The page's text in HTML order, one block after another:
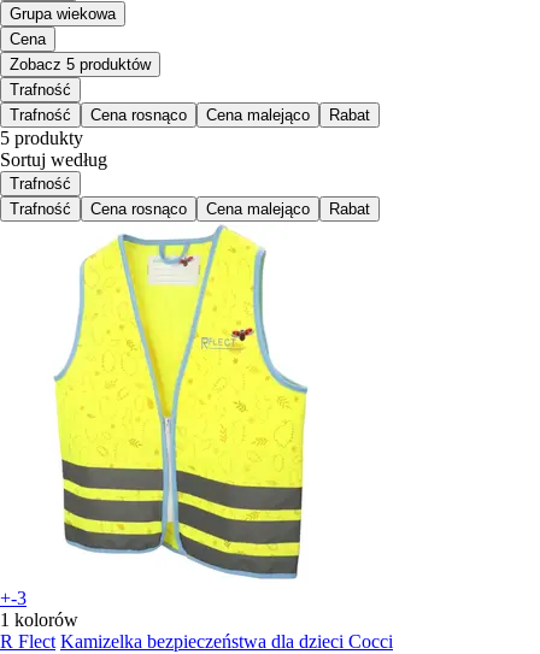
Grupa wiekowa
Cena
Zobacz 5 produktów
Trafność
Trafność
Cena rosnąco Cena malejąco Rabat
5 produkty
Sortuj według
Trafność
Trafność
Cena rosnąco Cena malejąco Rabat
+-3
1 kolorów
R Flect Kamizelka bezpieczeństwa dla dzieci Cocci